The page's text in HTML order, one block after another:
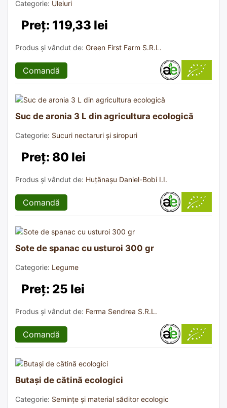
Categorie: Uleiuri
Preț: 119,33 lei
Produs și vândut de: Green First Farm S.R.L.
Comandă
Suc de aronia 3 L din agricultura ecologică
Categorie: Sucuri nectaruri și siropuri
Preț: 80 lei
Produs și vândut de: Huțănașu Daniel-Bobi I.I.
Comandă
Sote de spanac cu usturoi 300 gr
Categorie: Legume
Preț: 25 lei
Produs și vândut de: Ferma Sendrea S.R.L.
Comandă
Butași de cătină ecologici
Categorie: Semințe și material săditor ecologic